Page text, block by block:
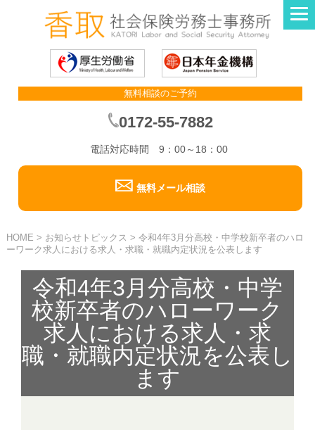
無料相談のご予約
0172-55-7882
電話対応時間 9：00～18：00
無料メール相談
HOME > お知らせトピックス > 令和4年3月分高校・中学校新卒者のハロ
ーワーク求人における求人・求職・就職内定状況を公表します
令和4年3月分高校・中学
校新卒者のハローワーク
求人における求人・求
職・就職内定状況を公表し
ます